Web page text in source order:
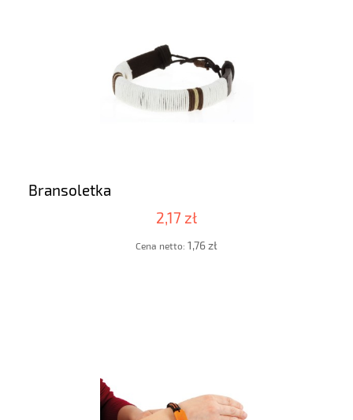
Bransoletka
2,17 zł
Cena netto: 1,76 zł